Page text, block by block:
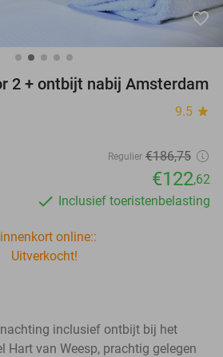
favorite_border
2 + ontbijt nabij Amsterdam
9.5 star
Regulier €186,75
€122,62
Inclusief toeristenbelasting
online::
Uitverkocht!
inclusief ontbijt bij het
Hart van Weesp, prachtig gelegen